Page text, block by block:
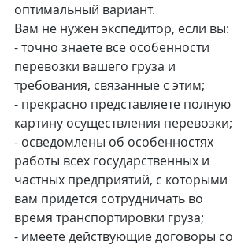
оптимальный вариант.
Вам не нужен экспедитор, если вы:
- точно знаете все особенности
перевозки вашего груза и
требования, связанные с этим;
- прекрасно представляете полную
картину осуществления перевозки;
- осведомлены об особенностях
работы всех государственных и
частных предприятий, с которыми
вам придется сотрудничать во
время транспортировки груза;
- имеете действующие договоры со